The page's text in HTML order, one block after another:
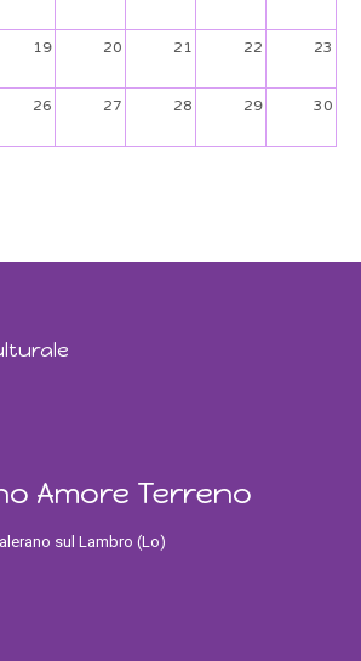
19 20 21 22 23
26 27 28 29 30
Amore Terreno
sul Lambro (Lo)